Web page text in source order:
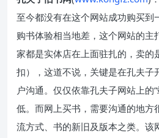
至今都没有在这个网站成功购买到
购书体验相当地差，这个网站的主
家都是实体店在上面驻扎的，卖的
扣），这道不说，关键是在孔夫子
户沟通。仅仅依靠孔夫子网站上的
低。而网上买书，需要沟通的地方
流方式、书的新旧及版本之类。该